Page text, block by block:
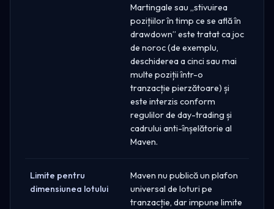
Martingale sau „stivuirea
pozițiilor în timp ce se află în
drawdown” este tratat ca joc
de noroc (de exemplu,
deschiderea a cinci sau mai
multe poziții într-o
tranzacție pierzătoare) și
este interzis conform
regulilor de day-trading și
cadrului anti-înșelătorie al
Maven.
Limite pentru
dimensiunea lotului
Maven nu publică un plafon
universal de loturi pe
tranzacție, dar impune limite